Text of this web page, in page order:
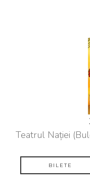
Teatrul Nației
BILETE